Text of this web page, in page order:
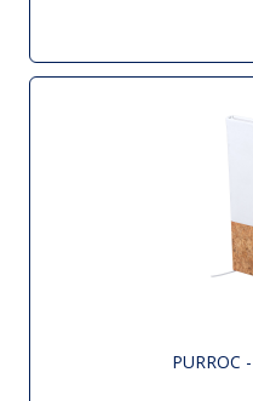
PURROC